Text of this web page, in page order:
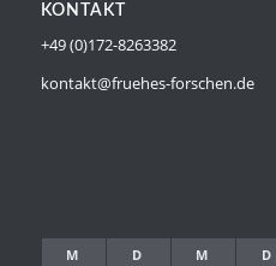
KONTAKT
+49 (0)172-8263382
kontakt@fruehes-forschen.de
M D M D